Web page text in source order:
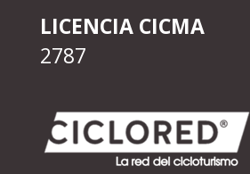
LICENCIA CICMA
2787